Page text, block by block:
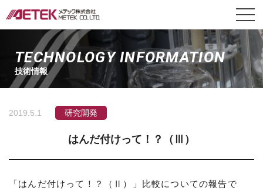
TECHNOLOGY INFORMATION
技術情報
2019.5.1 研究開発
はんだ付けって！？（Ⅲ）
「はんだ付けって！？（Ⅱ）」比較についての報告で